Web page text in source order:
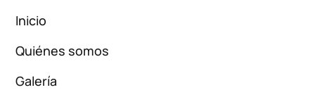
Inicio
Quiénes somos
Galería